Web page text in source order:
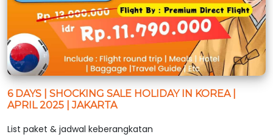
6 DAYS | SHOCKING SALE HOLIDAY IN KOREA |
APRIL 2025 | JAKARTA
List paket & jadwal keberangkatan